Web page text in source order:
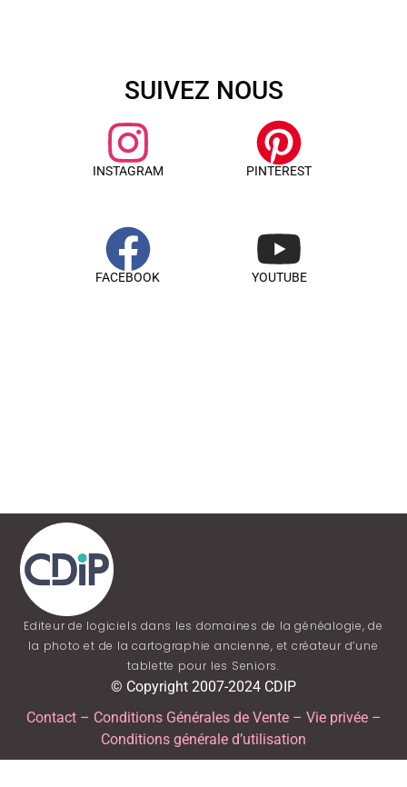
SUIVEZ NOUS
INSTAGRAM
FACEBOOK
PINTEREST
YOUTUBE
Editeur de logiciels dans les domaines de la généalogie, de
la photo et de la cartographie ancienne, et créateur d’une
tablette pour les Seniors.
© Copyright 2007-2024 CDIP
Contact– Conditions Générales de Vente– Vie privée–
Conditions générale d’utilisation